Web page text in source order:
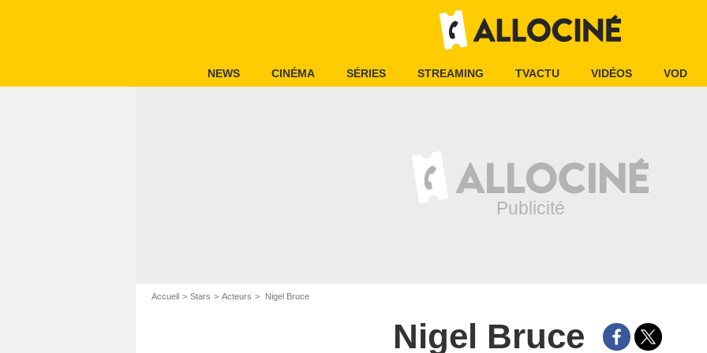
NEWS CINÉMA SÉRIES STREAMING TVACTU VIDÉOS VOD
Accueil Stars Acteurs Nigel Bruce
Nigel Bruce